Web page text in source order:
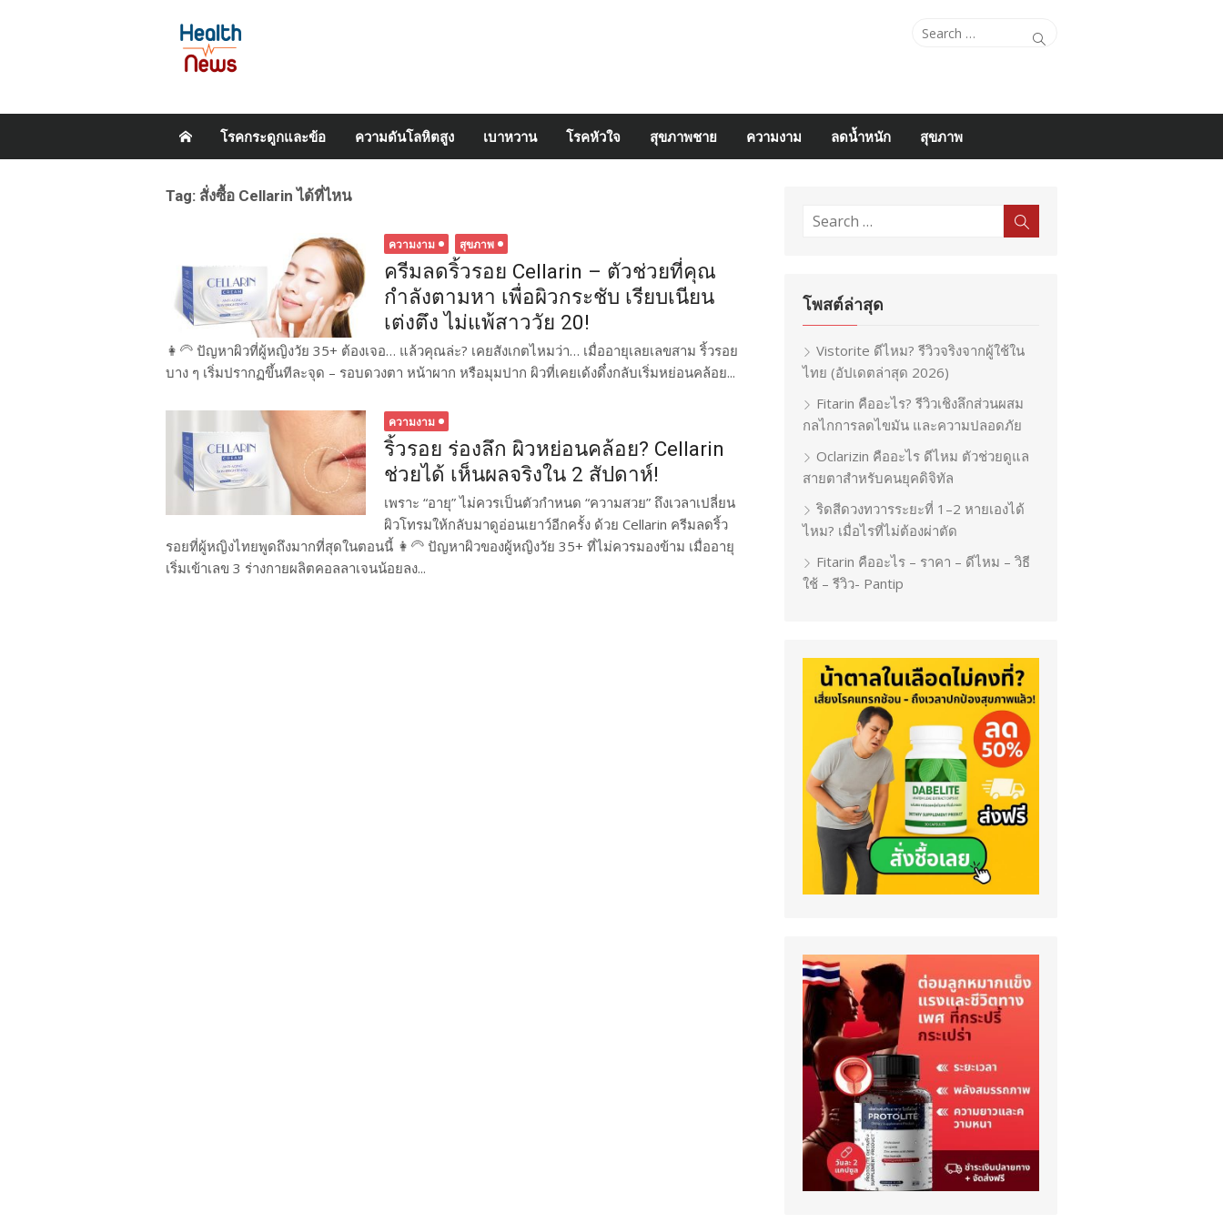
Search
Search
โรคกระดูกและข้อ ความดันโลหิตสูง เบาหวาน โรคหัวใจ สุขภาพชาย ความงาม ลดน้ำหนัก สุขภาพ
Tag: สั่งซื้อ Cellarin ได้ที่ไหน
ความงาม สุขภาพ
ครีมลดริ้วรอย Cellarin – ตัวช่วยที่คุณ
กำลังตามหา เพื่อผิวกระชับ เรียบเนียน
เต่งตึง ไม่แพ้สาววัย 20!
👩‍🦳 ปัญหาผิวที่ผู้หญิงวัย 35+ ต้องเจอ… แล้วคุณล่ะ? เคยสังเกตไหมว่า… เมื่ออายุเลยเลขสาม ริ้วรอย
บาง ๆ เริ่มปรากฏขึ้นทีละจุด – รอบดวงตา หน้าผาก หรือมุมปาก ผิวที่เคยเด้งดึ๋งกลับเริ่มหย่อนคล้อย...
ความงาม
ริ้วรอย ร่องลึก ผิวหย่อนคล้อย? Cellarin
ช่วยได้ เห็นผลจริงใน 2 สัปดาห์!
เพราะ “อายุ” ไม่ควรเป็นตัวกำหนด “ความสวย” ถึงเวลาเปลี่ยน
ผิวโทรมให้กลับมาดูอ่อนเยาว์อีกครั้ง ด้วย Cellarin ครีมลดริ้ว
รอยที่ผู้หญิงไทยพูดถึงมากที่สุดในตอนนี้ 👩‍🦳 ปัญหาผิวของผู้หญิงวัย 35+ ที่ไม่ควรมองข้าม เมื่ออายุ
เริ่มเข้าเลข 3 ร่างกายผลิตคอลลาเจนน้อยลง...
Search
Search
โพสต์ล่าสุด
Vistorite ดีไหม? รีวิวจริงจากผู้ใช้ใน
ไทย (อัปเดตล่าสุด 2026)
Fitarin คืออะไร? รีวิวเชิงลึกส่วนผสม
กลไกการลดไขมัน และความปลอดภัย
Oclarizin คืออะไร ดีไหม ตัวช่วยดูแล
สายตาสำหรับคนยุคดิจิทัล
ริดสีดวงทวารระยะที่ 1–2 หายเองได้
ไหม? เมื่อไรที่ไม่ต้องผ่าตัด
Fitarin คืออะไร – ราคา – ดีไหม – วิธี
ใช้ – รีวิว- Pantip